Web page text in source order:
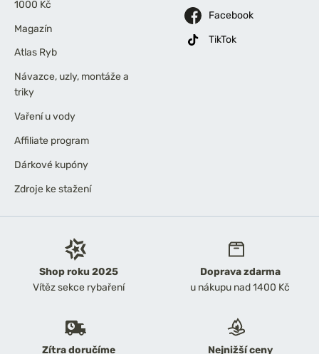
Shop roku 2025
Vítěz sekce rybaření
Doprava zdarma
u nákupu nad 1400 Kč
Zítra doručíme Nejnižší ceny
1000 Kč
Magazín
Atlas Ryb
Návazce, uzly, montáže a
triky
Vaření u vody
Affiliate program
Dárkové kupóny
Zdroje ke stažení
Facebook
TikTok